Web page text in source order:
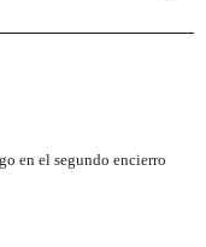
en el segundo encierro